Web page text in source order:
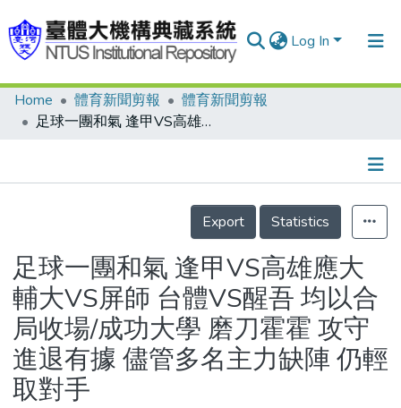
Log In
Communities & Collections
Statistics
Home 體育新聞剪報
體育新聞剪報
足球一團和氣 逢甲VS高雄應大 輔大VS屏師 台體VS醒吾 均以合局收場/成功大學 磨刀霍霍 攻守進退有據 儘管多名主力缺陣 仍輕取對手
Details
Export
Statistics
足球一團和氣 逢甲VS高雄應大
輔大VS屏師 台體VS醒吾 均以合
局收場/成功大學 磨刀霍霍 攻守
進退有據 儘管多名主力缺陣 仍輕
取對手